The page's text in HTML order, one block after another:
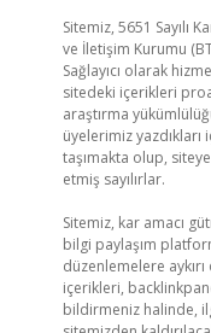
Sitemiz, 5651 Sayılı
ve İletişim Kurumu
Sağlayıcı olarak
sitedeki içerikleri
araştırma
üyelerimiz
taşımakta olup,
etmiş sayılırlar.
Sitemiz, kar amacı
bilgi paylaşım
düzenlemelere
içerikleri,
bildirmeniz halinde,